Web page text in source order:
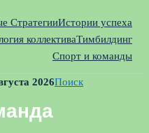
СтратегииИстории успеха
коллективаТимбилдинг
Спорт и команды
2026Поиск